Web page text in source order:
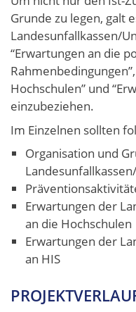
Grunde zu legen, galt
Landesunfallkassen/
“Erwartungen an die
Hochschulen” und
einzubeziehen.
Im Einzelnen sollten
Organisation und
Erwartungen der
an die Hochschulen
Erwartungen der
an HIS